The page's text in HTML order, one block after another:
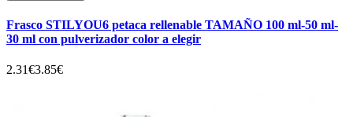
Frasco STILYOU6 petaca rellenable TAMAÑO 100 ml-50 ml-
30 ml con pulverizador color a elegir
2.31€3.85€